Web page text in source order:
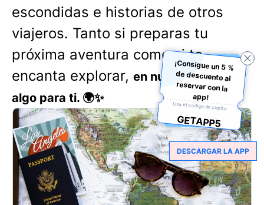
escondidas e historias de otros
viajeros. Tanto si preparas tu
próxima aventura como si te
encanta explorar, en nuestro blog hay
algo para ti. 🌍✨
¡Consigue un 5 %
de descuento al
reservar con la
app!
Usa el código de cupón:
GETAPP5
DESCARGAR LA APP